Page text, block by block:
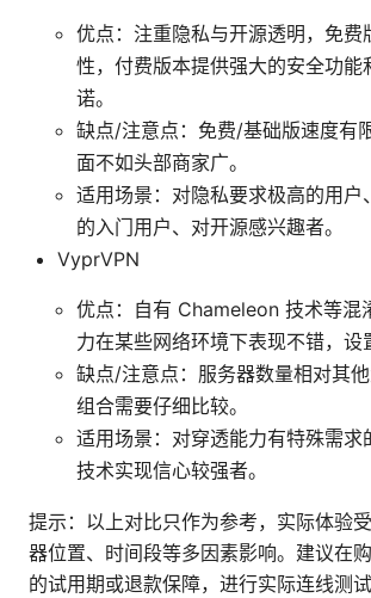
优点：注重隐私与开源透明，免费
性，付费版本提供强大的安全功能
诺。
缺点/注意点：免费/基础版速度有
面不如头部商家广。
适用场景：对隐私要求极高的用户
的入门用户、对开源感兴趣者。
VyprVPN
优点：自有 Chameleon 技术等混
力在某些网络环境下表现不错，设
缺点/注意点：服务器数量相对其
组合需要仔细比较。
适用场景：对穿透能力有特殊需求
技术实现信心较强者。
提示：以上对比只作为参考，实际体验
器位置、时间段等多因素影响。建议在
的试用期或退款保障，进行实际连线测